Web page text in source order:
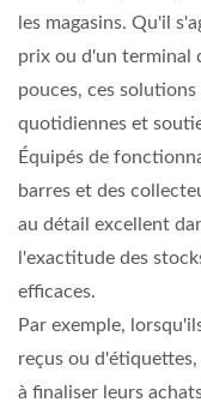
les magasins. Qu'il
prix ou d'un terminal
pouces, ces
quotidiennes et
Équipés de
barres et des
au détail excellent
l'exactitude des
efficaces.
Par exemple,
reçus ou
à finaliser leurs